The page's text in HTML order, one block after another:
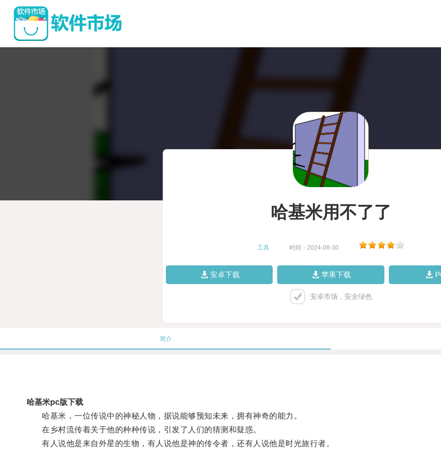
哈基米用不了了
工具 时间：2024-08-30
安卓下载 苹果下载
安卓市场，安全绿色
简介
哈基米pc版下载
哈基米，一位传说中的神秘人物，据说能够预知未来，拥有神奇的能力。
在乡村流传着关于他的种种传说，引发了人们的猜测和疑惑。
有人说他是来自外星的生物，有人说他是神的传令者，还有人说他是时光旅行者。